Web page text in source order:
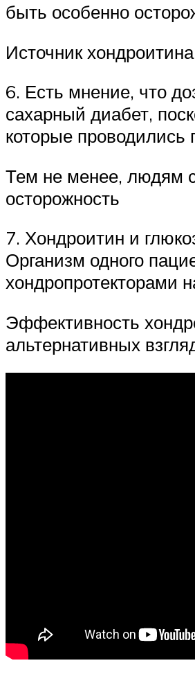
быть особенно
Источник
6. Есть мнение, что
сахарный диабет,
которые проводились
Тем не менее, людям
осторожность
7. Хондроитин и
Организм одного
хондропротекторами
Эффективность
альтернативных